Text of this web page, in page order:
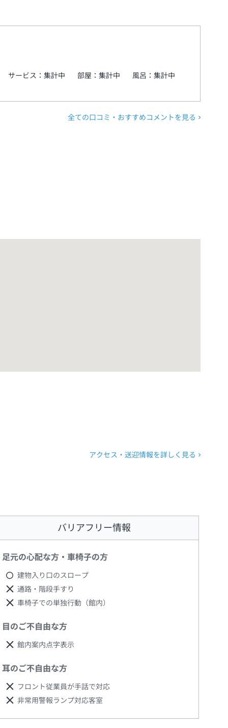
サービス：集計中 部屋：集計中 風呂：集計中
全ての口コミ・おすすめコメントを見る
アクセス・送迎情報を詳しく見る
バリアフリー情報
足元の心配な方・車椅子の方
建物入り口のスロープ
通路・階段手すり
車椅子での単独行動（館内）
目のご不自由な方
館内案内点字表示
耳のご不自由な方
フロント従業員が手話で対応
非常用警報ランプ対応客室